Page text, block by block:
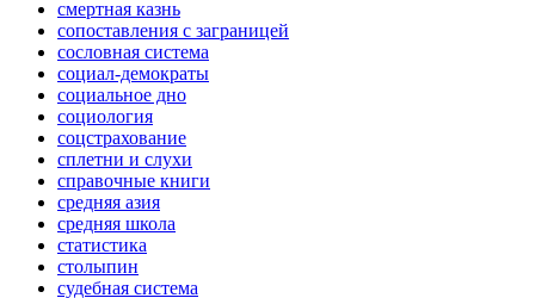
смертная казнь
сопоставления с заграницей
сословная система
социал-демократы
социальное дно
социология
соцстрахование
сплетни и слухи
справочные книги
средняя азия
средняя школа
статистика
столыпин
судебная система